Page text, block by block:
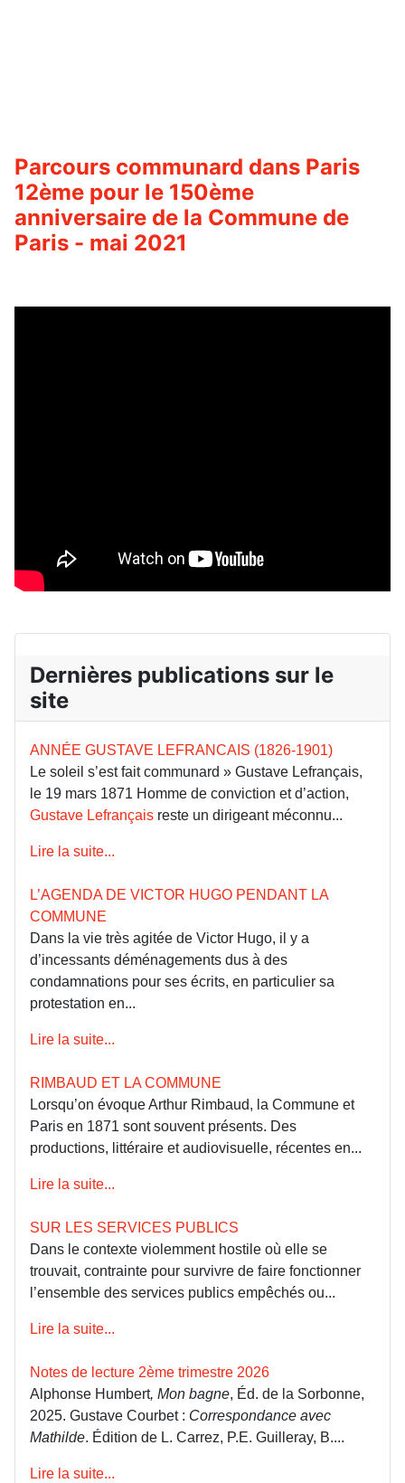
Parcours communard dans Paris
12ème pour le 150ème
anniversaire de la Commune de
Paris - mai 2021
Dernières publications sur le
site
ANNÉE GUSTAVE LEFRANCAIS (1826-1901)
Le soleil s’est fait communard » Gustave Lefrançais,
le 19 mars 1871 Homme de conviction et d’action,
Gustave Lefrançais reste un dirigeant méconnu...
Lire la suite...
L’AGENDA DE VICTOR HUGO PENDANT LA
COMMUNE
Dans la vie très agitée de Victor Hugo, il y a
d’incessants déménagements dus à des
condamnations pour ses écrits, en particulier sa
protestation en...
Lire la suite...
RIMBAUD ET LA COMMUNE
Lorsqu’on évoque Arthur Rimbaud, la Commune et
Paris en 1871 sont souvent présents. Des
productions, littéraire et audiovisuelle, récentes en...
Lire la suite...
SUR LES SERVICES PUBLICS
Dans le contexte violemment hostile où elle se
trouvait, contrainte pour survivre de faire fonctionner
l’ensemble des services publics empêchés ou...
Lire la suite...
Notes de lecture 2ème trimestre 2026
Alphonse Humbert, Mon bagne, Éd. de la Sorbonne,
2025. Gustave Courbet : Correspondance avec
Mathilde. Édition de L. Carrez, P.E. Guilleray, B....
Lire la suite...